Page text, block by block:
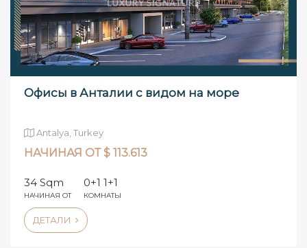
Офисы в Анталии с видом на море
Antalya, Turkey
НАЧИНАЯ ОТ $ 113.613
34 Sqm
НАЧИНАЯ ОТ
0+1 1+1
КОМНАТЫ
ДЕТАЛИ